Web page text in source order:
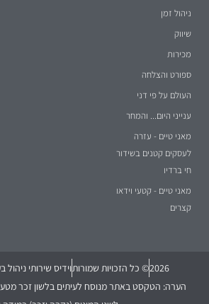
ניהול זמן
שיווק
מכירות
ספורט והצלחה
העולם על פי דני
ענייני היום... והמחר
מאני טיים - עזרה
לעסקים קטנים בשידור
חי ברדיו
מאני טיים - קטעי וידאו
קצרים
2026© כל הזכויות שמורותוידיס שירותי ניהול
הערה: הטקסט באתר מנוסח לעיתים בלשון זכר